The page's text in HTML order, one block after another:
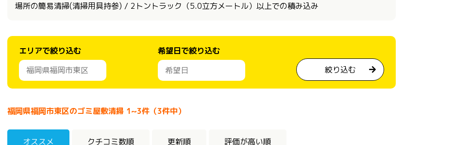
場所の簡易清掃(清掃用具持参) / 2トントラック（5.0立方メートル）以上での積み込み
エリアで絞り込む
希望日で絞り込む
絞り込む
福岡県福岡市東区のゴミ屋敷清掃 1~3件（3件中）
オススメ クチコミ数順 更新順 評価が高い順